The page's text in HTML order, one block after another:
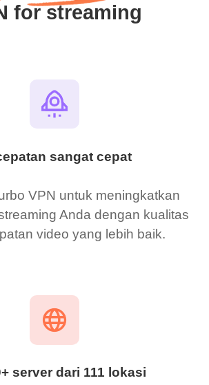
for streaming
sangat cepat
VPN untuk meningkatkan
Anda dengan kualitas
video yang lebih baik.
server dari 111 lokasi